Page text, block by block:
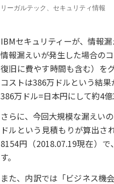
リーガルテック、セキュリティ情報
IBMセキュリティーが、情報
情報漏えいが発生した場合の
復旧に費やす時間も含む）を
コストは386万ドルという結果
386万ドル=日本円にして約4
さらに、今回大規模な漏えい
ドルという見積もりが算出さ
8154円（2018.07.19現在）
す。
また、内訳では「ビジネス機